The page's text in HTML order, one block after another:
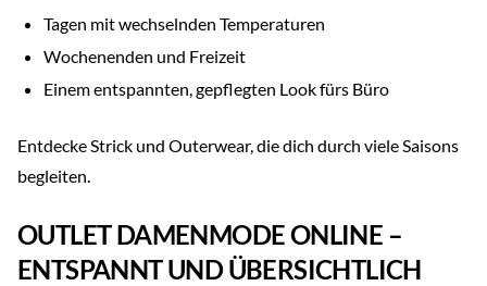
Tagen mit wechselnden Temperaturen
Wochenenden und Freizeit
Einem entspannten, gepflegten Look fürs Büro
Entdecke Strick und Outerwear, die dich durch viele Saisons
begleiten.
OUTLET DAMENMODE ONLINE –
ENTSPANNT UND ÜBERSICHTLICH